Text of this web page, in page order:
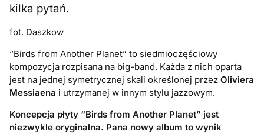
kilka pytań.
fot. Daszkow
“Birds from Another Planet” to siedmioczęściowy
kompozycja rozpisana na big-band. Każda z nich oparta
jest na jednej symetrycznej skali określonej przezOliviera
Messiaena i utrzymanej w innym stylu jazzowym.
Koncepcja płyty “Birds from Another Planet” jest
niezwykle oryginalna. Pana nowy album to wynik